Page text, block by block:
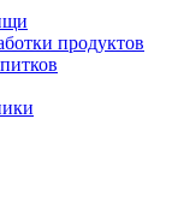
продуктов